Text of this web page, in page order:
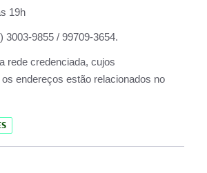
19h
3003-9855 / 99709-3654.
rede credenciada, cujos
endereços estão relacionados no